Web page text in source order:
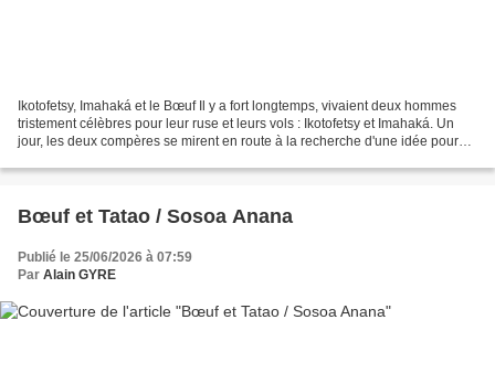
Ikotofetsy, Imahaká et le Bœuf Il y a fort longtemps, vivaient deux hommes
tristement célèbres pour leur ruse et leurs vols : Ikotofetsy et Imahaká. Un
jour, les deux compères se mirent en route à la recherche d'une idée pour
Bœuf et Tatao / Sosoa Anana
Publié le 25/06/2026 à 07:59
Par Alain GYRE